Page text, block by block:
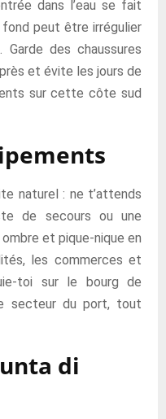
dans l’eau se fait
peut être irrégulier
des chaussures
et évite les jours de
sur cette côte sud
naturel : ne t’attends
de secours ou une
et pique-nique en
les commerces et
toi sur le bourg de
secteur du port, tout
di